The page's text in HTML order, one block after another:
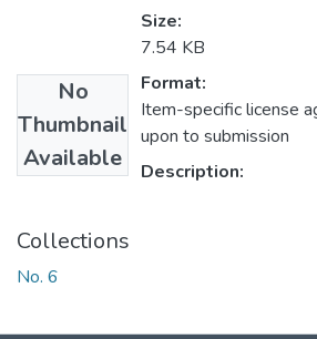
No
Thumbnail
Available
Size:
7.54 KB
Format:
Item-specific license
upon to submission
Description:
Collections
No. 6